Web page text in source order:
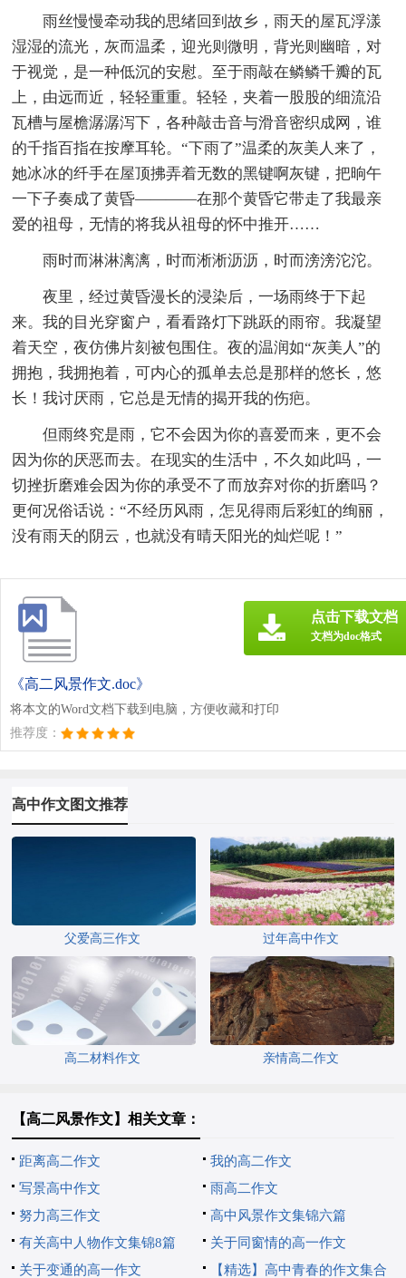
雨丝慢慢牵动我的思绪回到故乡，雨天的屋瓦浮漾
湿湿的流光，灰而温柔，迎光则微明，背光则幽暗，对
于视觉，是一种低沉的安慰。至于雨敲在鳞鳞千瓣的瓦
上，由远而近，轻轻重重。轻轻，夹着一股股的细流沿
瓦槽与屋檐潺潺泻下，各种敲击音与滑音密织成网，谁
的千指百指在按摩耳轮。“下雨了”温柔的灰美人来了，
她冰冰的纤手在屋顶拂弄着无数的黑键啊灰键，把晌午
一下子奏成了黄昏————在那个黄昏它带走了我最亲
爱的祖母，无情的将我从祖母的怀中推开……
雨时而淋淋漓漓，时而淅淅沥沥，时而滂滂沱沱。
夜里，经过黄昏漫长的浸染后，一场雨终于下起
来。我的目光穿窗户，看看路灯下跳跃的雨帘。我凝望
着天空，夜仿佛片刻被包围住。夜的温润如“灰美人”的
拥抱，我拥抱着，可内心的孤单去总是那样的悠长，悠
长！我讨厌雨，它总是无情的揭开我的伤疤。
但雨终究是雨，它不会因为你的喜爱而来，更不会
因为你的厌恶而去。在现实的生活中，不久如此吗，一
切挫折磨难会因为你的承受不了而放弃对你的折磨吗？
更何况俗话说：“不经历风雨，怎见得雨后彩虹的绚丽，
没有雨天的阴云，也就没有晴天阳光的灿烂呢！”
《高二风景作文.doc》
将本文的Word文档下载到电脑，方便收藏和打印
推荐度：
点击下载文档
文档为doc格式
高中作文图文推荐
父爱高三作文 过年高中作文
高二材料作文 亲情高二作文
【高二风景作文】相关文章：
距离高二作文
我的高二作文
写景高中作文
雨高二作文
努力高三作文
高中风景作文集锦六篇
有关高中人物作文集锦8篇
关于同窗情的高一作文
关于变通的高一作文
【精选】高中青春的作文集合